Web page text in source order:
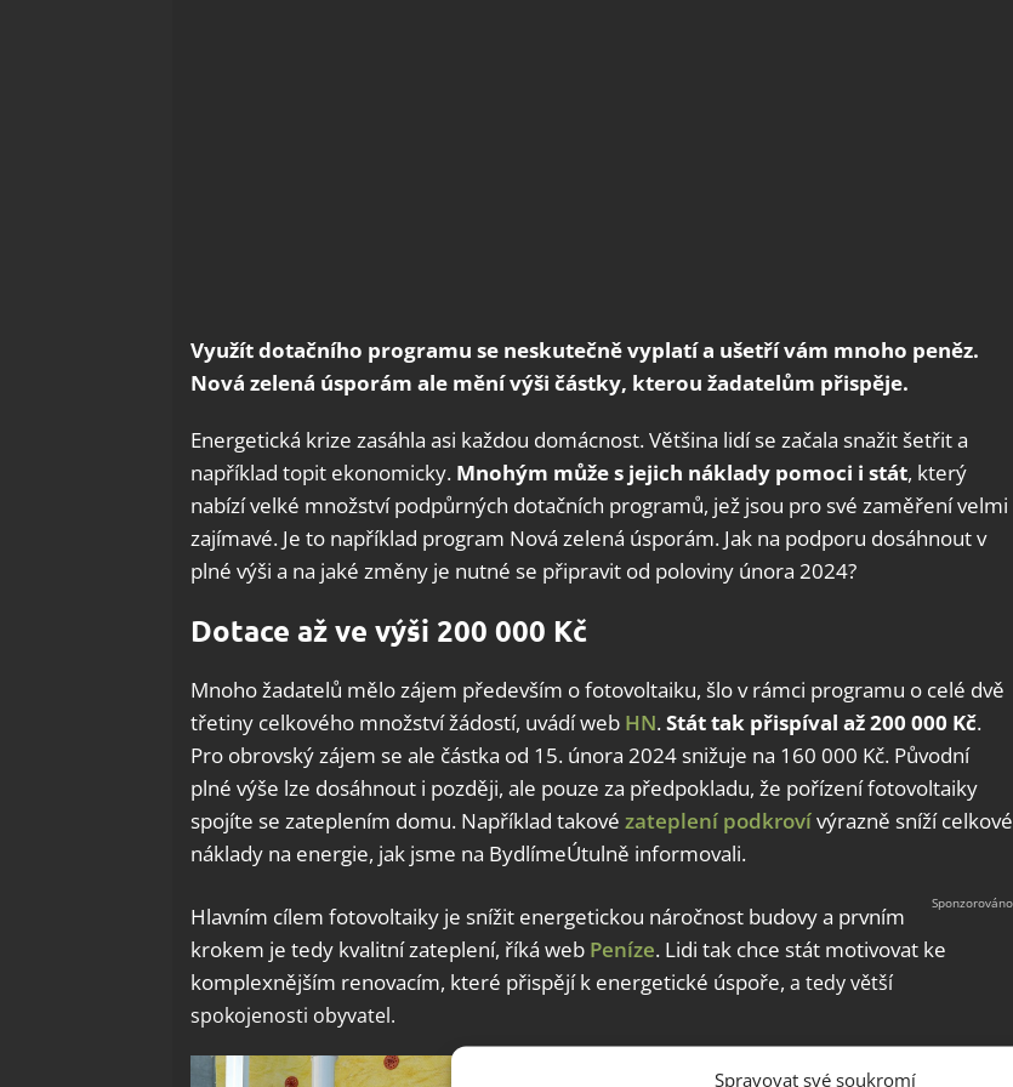
Spravovat své soukromí
Využít dotačního programu se neskutečně vyplatí a ušetří vám mnoho peněz.
Nová zelená úsporám ale mění výši částky, kterou žadatelům přispěje.
Energetická krize zasáhla asi každou domácnost. Většina lidí se začala snažit šetřit a
například topit ekonomicky. Mnohým může s jejich náklady pomoci i stát, který
nabízí velké množství podpůrných dotačních programů, jež jsou pro své zaměření velmi
zajímavé. Je to například program Nová zelená úsporám. Jak na podporu dosáhnout v
plné výši a na jaké změny je nutné se připravit od poloviny února 2024?
Dotace až ve výši 200 000 Kč
Mnoho žadatelů mělo zájem především o fotovoltaiku, šlo v rámci programu o celé dvě
třetiny celkového množství žádostí, uvádí web HN.Stát tak přispíval až 200 000 Kč.
Pro obrovský zájem se ale částka od 15. února 2024 snižuje na 160 000 Kč. Původní
plné výše lze dosáhnout i později, ale pouze za předpokladu, že pořízení fotovoltaiky
spojíte se zateplením domu. Například takové zateplení podkrovívýrazně sníží celkové
náklady na energie, jak jsme na BydlímeÚtulně informovali.
Hlavním cílem fotovoltaiky je snížit energetickou náročnost budovy a prvním
krokem je tedy kvalitní zateplení, říká web Peníze. Lidi tak chce stát motivovat ke
komplexnějším renovacím, které přispějí k energetické úspoře, a tedy větší
spokojenosti obyvatel.